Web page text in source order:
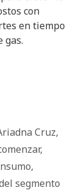
con
en tiempo
gas.
Cruz,
,
,
segmento